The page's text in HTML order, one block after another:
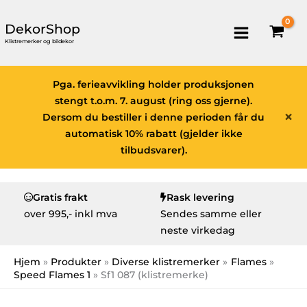
DekorShop
Klistremerker og bildekor
×
Pga. ferieavvikling holder produksjonen
stengt t.o.m. 7. august (ring oss gjerne).
Dersom du bestiller i denne perioden får du
automatisk 10% rabatt (gjelder ikke
tilbudsvarer).
Gratis frakt
over 995,- inkl mva
Rask levering
Sendes samme eller
neste virkedag
Hjem Produkter Diverse klistremerker
Flames
Speed Flames 1
Sf1 087 (klistremerke)